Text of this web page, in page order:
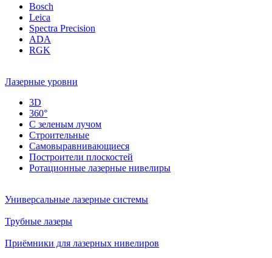
Bosch
Leica
Spectra Precision
ADA
RGK
Лазерные уровни
3D
360°
С зеленым лучом
Строительные
Самовыравнивающиеся
Построители плоскостей
Ротационные лазерные нивелиры
Универсальные лазерные системы
Трубные лазеры
Приёмники для лазерных нивелиров